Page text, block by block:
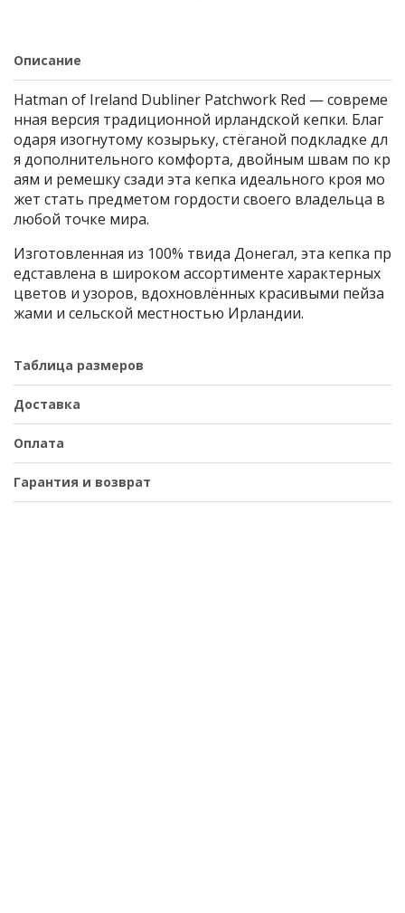
Описание
Hatman of Ireland Dubliner Patchwork Red — совреме
нная версия традиционной ирландской кепки. Благ
одаря изогнутому козырьку, стёганой подкладке дл
я дополнительного комфорта, двойным швам по кр
аям и ремешку сзади эта кепка идеального кроя мо
жет стать предметом гордости своего владельца в
любой точке мира.
Изготовленная из 100% твида Донегал, эта кепка пр
едставлена в широком ассортименте характерных
цветов и узоров, вдохновлённых красивыми пейза
жами и сельской местностью Ирландии.
Таблица размеров
Доставка
Оплата
Гарантия и возврат